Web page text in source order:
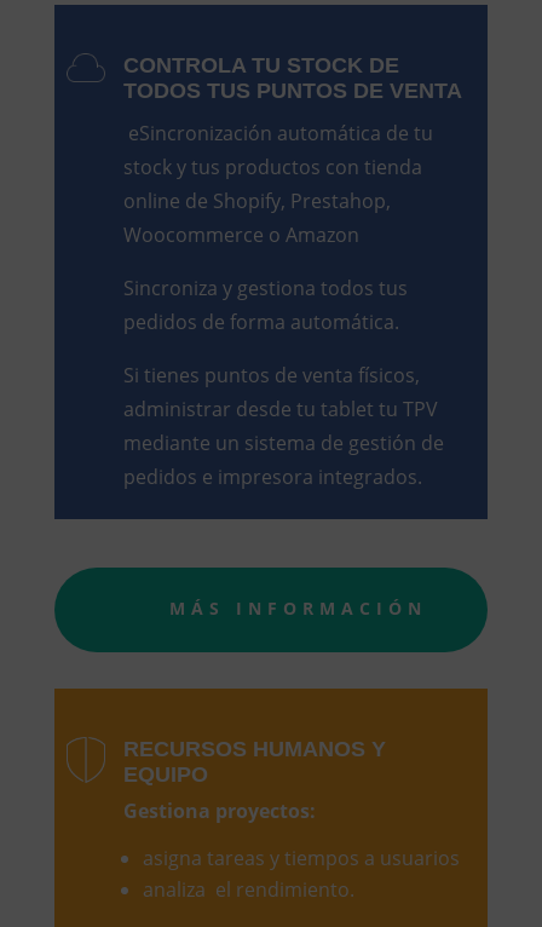
CONTROLA TU STOCK DE
TODOS TUS PUNTOS DE VENTA
eSincronización automática de tu
stock y tus productos con tienda
online de Shopify, Prestahop,
Woocommerce o Amazon
Sincroniza y gestiona todos tus
pedidos de forma automática.
Si tienes puntos de venta físicos,
administrar desde tu tablet tu TPV
mediante un sistema de gestión de
pedidos e impresora integrados.
MÁS INFORMACIÓN
RECURSOS HUMANOS Y
EQUIPO
Gestiona proyectos:
asigna tareas y tiempos a usuarios
analiza el rendimiento.